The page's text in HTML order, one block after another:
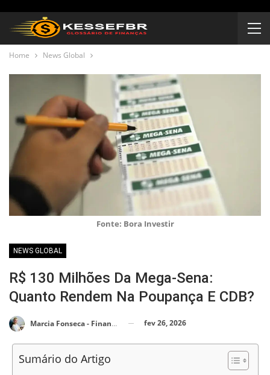
Home News Global
Fonte: Bora Investir
NEWS GLOBAL
R$ 130 Milhões Da Mega-Sena:
Quanto Rendem Na Poupança E CDB?
Marcia Fonseca - Financial Consultant fev 26, 2026
Sumário do Artigo